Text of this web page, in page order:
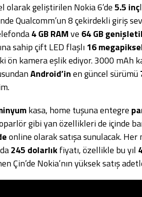
olarak geliştirilen Nokia 6’de5.5 inç
Qualcomm’un 8 çekirdekli giriş
4 GB RAMve 64 GB
sahip çift LED flaşlı16
ön kamera eşlik ediyor. 3000 mAh
Android’inen güncel sürümü
kasa, home tuşuna entegre
gibi yan özellikleri de içinde
online olarak satışa sunulacak.
245 dolarlıkfiyatı, özellikle bu yıl
Çin’de Nokia’nın yüksek satış